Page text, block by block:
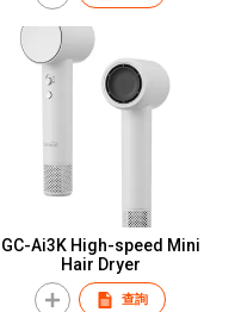
GC-Ai3K High-speed Mini
Hair Dryer
查詢